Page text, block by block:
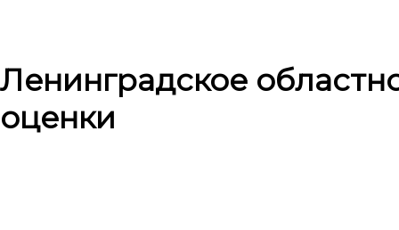
Ленинградское
оценки